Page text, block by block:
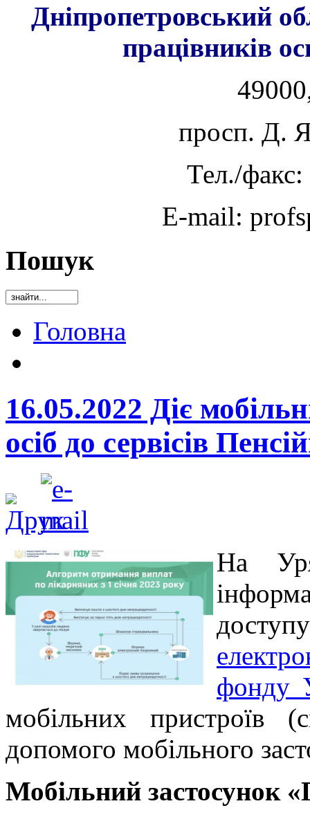
Дніпропетровський
працівників
просп. Д.
Тел./
E-mail:
Пошук
Головна
16.05.2022 Діє
осіб до сервісів
На
фонду
мобільних пристроїв
допомого мобільного
Мобільний застосунок